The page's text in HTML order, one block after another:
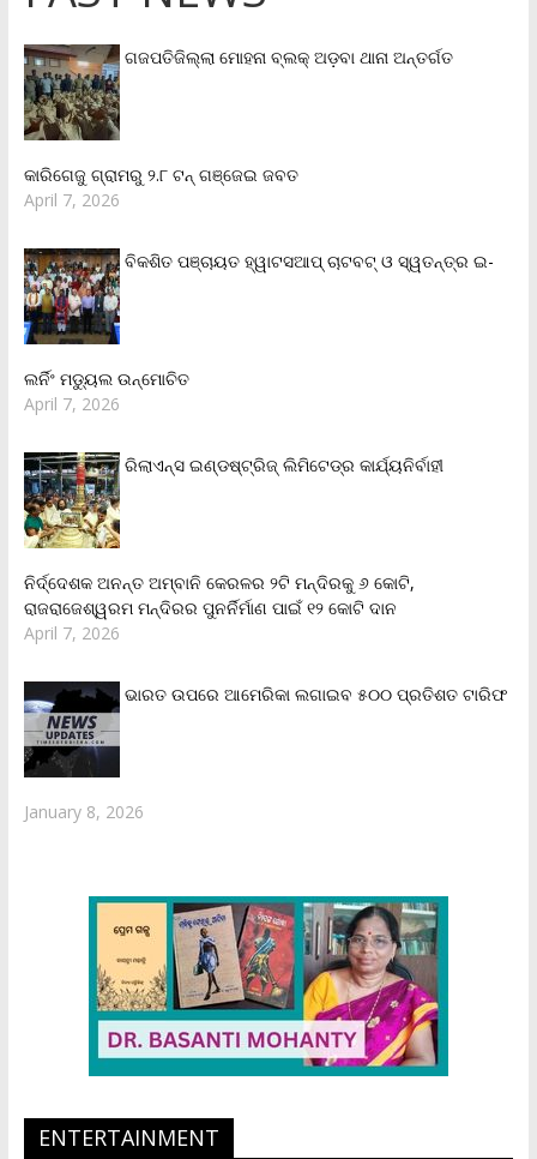
ଗଜପତିଜିଲ୍ଲା ମୋହନା ବ୍ଲକ୍‌ ଅଡ଼ବା ଥାନା ଅନ୍ତର୍ଗତ
କାରିଗେଜୁ ଗ୍ରାମରୁ ୨.୮ ଟନ୍ ଗଞ୍ଜେଇ ଜବତ
April 7, 2026
ବିକଶିତ ପଞ୍ଚାୟତ ହ୍ୱାଟସଆପ୍ ଚାଟବଟ୍ ଓ ସ୍ୱତନ୍ତ୍ର ଇ-
ଲର୍ନିଂ ମଡ୍ୟୁଲ ଉନ୍ମୋଚିତ
April 7, 2026
ରିଲାଏନ୍‌ସ ଇଣ୍ଡଷ୍ଟ୍ରିଜ୍ ଲିମିଟେଡ୍‌ର କାର୍ଯ୍ୟନିର୍ବାହୀ
ନିର୍ଦ୍ଦେଶକ ଅନନ୍ତ ଅମ୍ବାନି କେରଳର ୨ଟି ମନ୍ଦିରକୁ ୬ କୋଟି,
ରାଜରାଜେଶ୍ୱରମ ମନ୍ଦିରର ପୁନର୍ନିର୍ମାଣ ପାଇଁ ୧୨ କୋଟି ଦାନ
April 7, 2026
ଭାରତ ଉପରେ ଆମେରିକା ଲଗାଇବ ୫୦୦ ପ୍ରତିଶତ ଟାରିଫ
January 8, 2026
ENTERTAINMENT